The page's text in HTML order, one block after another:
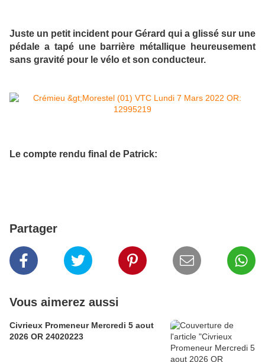
Juste un petit incident pour Gérard qui a glissé sur une
pédale a tapé une barrière métallique heureusement
sans gravité pour le vélo et son conducteur.
Le compte rendu final de Patrick:
Partager
Vous aimerez aussi
Civrieux Promeneur Mercredi 5 aout
2026 OR 24020223